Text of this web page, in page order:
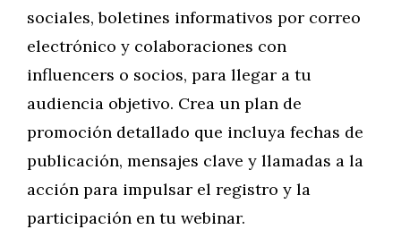
sociales, boletines informativos por correo
electrónico y colaboraciones con
influencers o socios, para llegar a tu
audiencia objetivo. Crea un plan de
promoción detallado que incluya fechas de
publicación, mensajes clave y llamadas a la
acción para impulsar el registro y la
participación en tu webinar.